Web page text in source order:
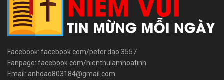
Facebook: facebook.com/peter.dao.3557
Fanpage: facebook.com/hienthulamhoatinh
Email: anhdao803184@gmail.com